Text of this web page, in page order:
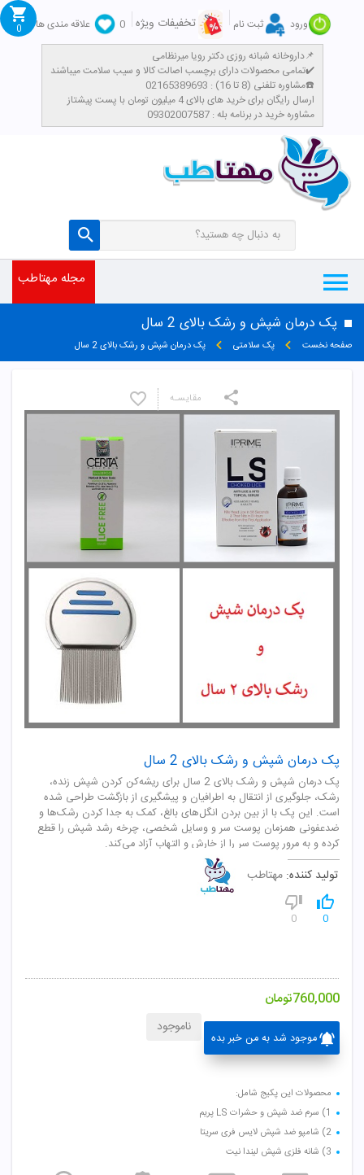
ورود ثبت نام تخفیفات ویژه 0
علاقه مندی ها
داروخانه شبانه روزی دکتر رویا میرنظامی📌
تمامی محصولات دارای برچسب اصالت کالا و سیب سلامت میباشند✔️
مشاوره تلفنی (8 تا 16) : 02165389693☎️
​ارسال رایگان برای خرید های بالای 4 میلیون تومان با پست پیشتاز
مشاوره خرید در برنامه بله : 09302007587
0
مجله مهتاطب
پک درمان شپش و رشک بالای 2 سال
صفحه نخست پک سلامتی پک درمان شپش و رشک بالای 2 سال
پک درمان شپش و رشک بالای 2 سال
پک درمان شپش و رشک بالای 2 سال برای ریشه‌کن کردن شپش زنده،
رشک، جلوگیری از انتقال به اطرافیان و پیشگیری از بازگشت طراحی شده
است. این پک با از بین بردن انگل‌های بالغ، کمک به جدا کردن رشک‌ها و
ضدعفونی همزمان پوست سر و وسایل شخصی، چرخه رشد شپش را قطع
کرده و به مرور پوست سر را از خارش و التهاب آزاد می‌کند.
تولید کننده: مهتاطب
0
0
760,000تومان
موجود شد به من خبر بده
ناموجود
مقایسـه
محصولات این پکیج شامل:
1) سرم ضد شپش و حشرات LS پریم
2) شامپو ضد شپش لایس فری سریتا
3) شانه فلزی شپش لیندا نیت